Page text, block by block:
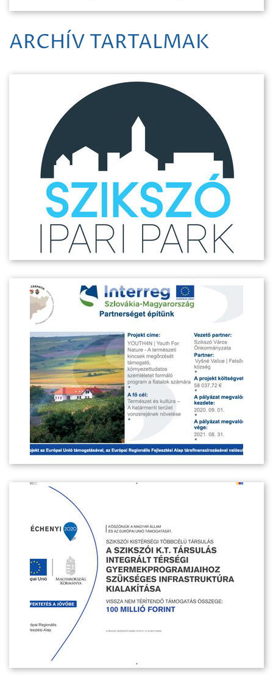
ARCHÍV TARTALMAK